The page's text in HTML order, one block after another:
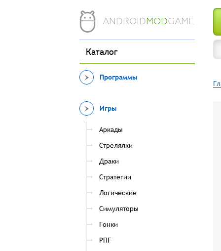
ANDROIDMODGAME
Каталог
Программы
Игры
Аркады
Стрелялки
Драки
Стратегии
Логические
Симуляторы
Гонки
РПГ